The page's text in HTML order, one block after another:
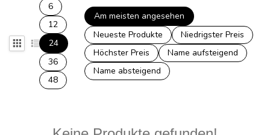
6
12
24
36
48
Am meisten angesehen
Neueste Produkte
Niedrigster Preis
Höchster Preis
Name aufsteigend
Name absteigend